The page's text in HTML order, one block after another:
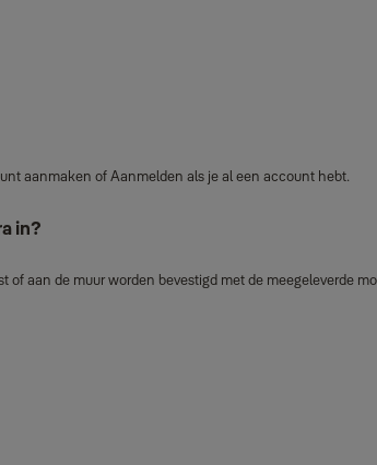
aanmaken of Aanmelden als je al een account hebt.
in?
aan de muur worden bevestigd met de meegeleverde